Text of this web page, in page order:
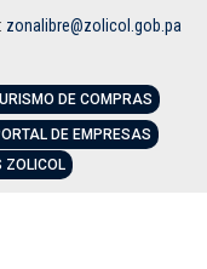
zonalibre@zolicol.gob.pa
DE COMPRAS
DE EMPRESAS
ZOLICOL